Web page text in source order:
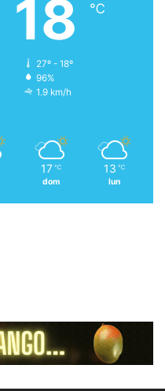
18 ℃
27º - 18º
96%
1.9 km/h
17 ℃
dom
13 ℃
lun